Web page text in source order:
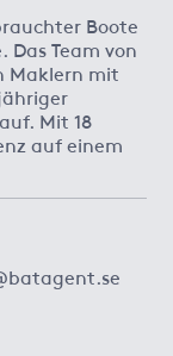
Boote
Team von
Maklern mit
Mit 18
auf einem